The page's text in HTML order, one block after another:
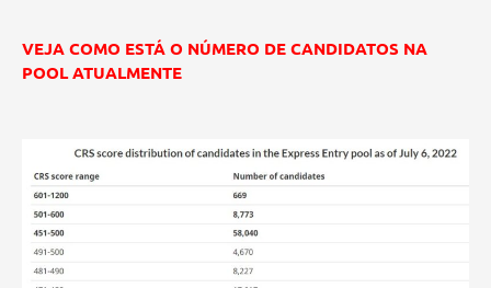
VEJA COMO ESTÁ O NÚMERO DE CANDIDATOS NA
POOL ATUALMENTE